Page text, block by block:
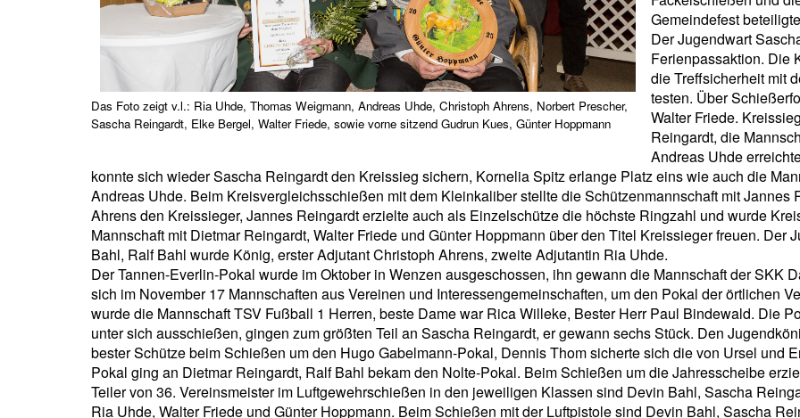
Das Foto zeigt v.l.: Ria Uhde, Thomas Weigmann, Andreas Uhde, Christoph Ahrens, Norbert Prescher,
Sascha Reingardt, Elke Bergel, Walter Friede, sowie vorne sitzend Gudrun Kues, Günter Hoppmann
Gemeindefest
Der Jugendwart
Ferienpassaktion. Die
die Treffsicherheit mit
testen. Über
Walter Friede.
Reingardt, die
Andreas Uhde
konnte sich wieder Sascha Reingardt den Kreissieg sichern, Kornelia Spitz erlange Platz eins wie auch die
Andreas Uhde. Beim Kreisvergleichsschießen mit dem Kleinkaliber stellte die Schützenmannschaft mit Jannes
Ahrens den Kreissieger, Jannes Reingardt erzielte auch als Einzelschütze die höchste Ringzahl und wurde
Mannschaft mit Dietmar Reingardt, Walter Friede und Günter Hoppmann über den Titel Kreissieger freuen.
Bahl, Ralf Bahl wurde König, erster Adjutant Christoph Ahrens, zweite Adjutantin Ria Uhde.
Der Tannen-Everlin-Pokal wurde im Oktober in Wenzen ausgeschossen, ihn gewann die Mannschaft der SKK
sich im November 17 Mannschaften aus Vereinen und Interessengemeinschaften, um den Pokal der örtlichen
wurde die Mannschaft TSV Fußball 1 Herren, beste Dame war Rica Willeke, Bester Herr Paul Bindewald. Die
unter sich ausschießen, gingen zum größten Teil an Sascha Reingardt, er gewann sechs Stück. Den
bester Schütze beim Schießen um den Hugo Gabelmann-Pokal, Dennis Thom sicherte sich die von Ursel und
Pokal ging an Dietmar Reingardt, Ralf Bahl bekam den Nolte-Pokal. Beim Schießen um die Jahresscheibe
Teiler von 36. Vereinsmeister im Luftgewehrschießen in den jeweiligen Klassen sind Devin Bahl, Sascha
Ria Uhde, Walter Friede und Günter Hoppmann. Beim Schießen mit der Luftpistole sind Devin Bahl, Sascha